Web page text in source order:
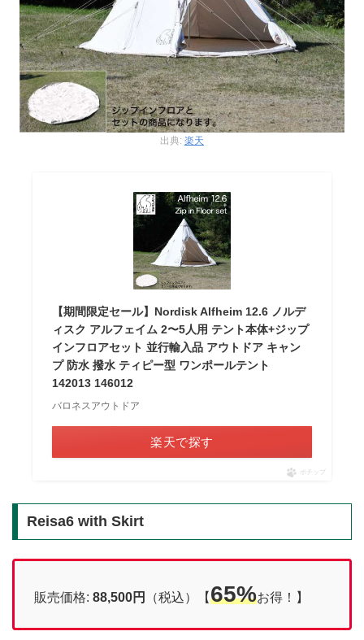
出典: 楽天
【期間限定セール】Nordisk Alfheim 12.6 ノルデ
ィスク アルフェイム 2〜5人用 テント本体+ジップ
インフロアセット 並行輸入品 アウトドア キャン
プ 防水 撥水 ティピー型 ワンポールテント
142013 146012
バロネスアウトドア
楽天で探す
ポチップ
Reisa6 with Skirt
販売価格: 88,500円 （税込）【65%お得！】